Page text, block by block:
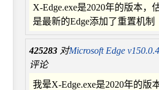
X-Edge.exe是2020年的版本，
是最新的Edge添加了重置机制
425283 对Microsoft Edge
评论
我晕X-Edge.exe是2020年的版